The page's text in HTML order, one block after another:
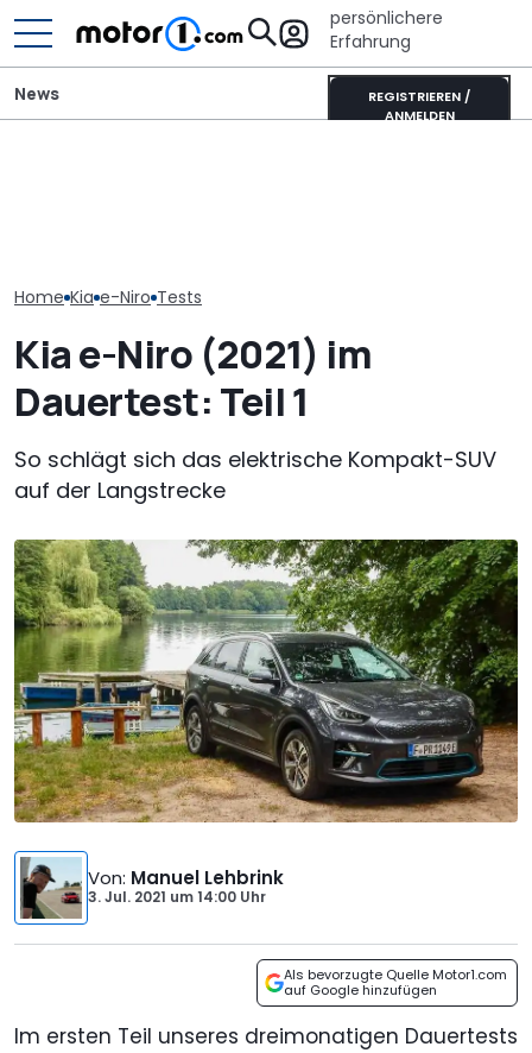
persönlichere
Erfahrung
REGISTRIEREN /
ANMELDEN
News
Home Kia e-Niro Tests
Kia e-Niro (2021) im
Dauertest: Teil 1
So schlägt sich das elektrische Kompakt-SUV
auf der Langstrecke
Von: Manuel Lehbrink
3. Jul. 2021 um14:00 Uhr
Als bevorzugte Quelle Motor1.com
auf Google hinzufügen
Im ersten Teil unseres dreimonatigen Dauertests